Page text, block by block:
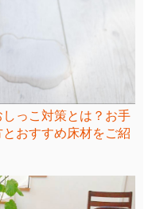
っこ対策とは？お手
おすすめ床材をご紹